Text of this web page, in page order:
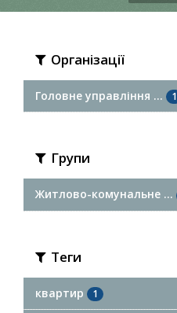
Організації
Головне управління ... 1
Групи
Житлово-комунальне ...
Теги
квартир 1